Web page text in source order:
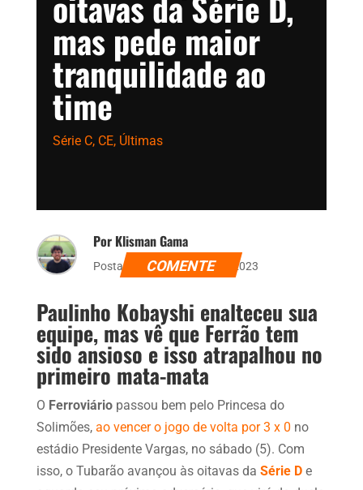
mas pede maior
tranquilidade ao
time
Série C, CE, Últimas
Por Klisman Gama
Postado dia 6 de agosto de 2023
COMENTE
Paulinho Kobayshi enalteceu sua
equipe, mas vê que Ferrão tem
sido ansioso e isso atrapalhou no
primeiro mata-mata
O Ferroviáriopassou bem pelo Princesa do
Solimões, ao vencer o jogo de volta por 3 x 0 no
estádio Presidente Vargas, no sábado (5). Com
isso, o Tubarão avançou às oitavas da Série De